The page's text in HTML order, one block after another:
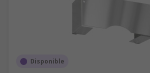
Disponible